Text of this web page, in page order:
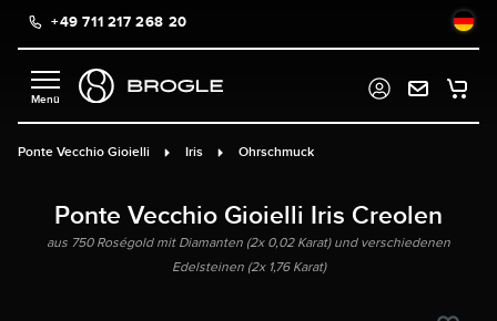
springen
+49 711 217 268 20
Ponte Vecchio Gioielli Iris Ohrschmuck
Ponte Vecchio Gioielli Iris Creolen
aus 750 Roségold mit Diamanten (2x 0,02 Karat) und verschiedenen
Edelsteinen (2x 1,76 Karat)